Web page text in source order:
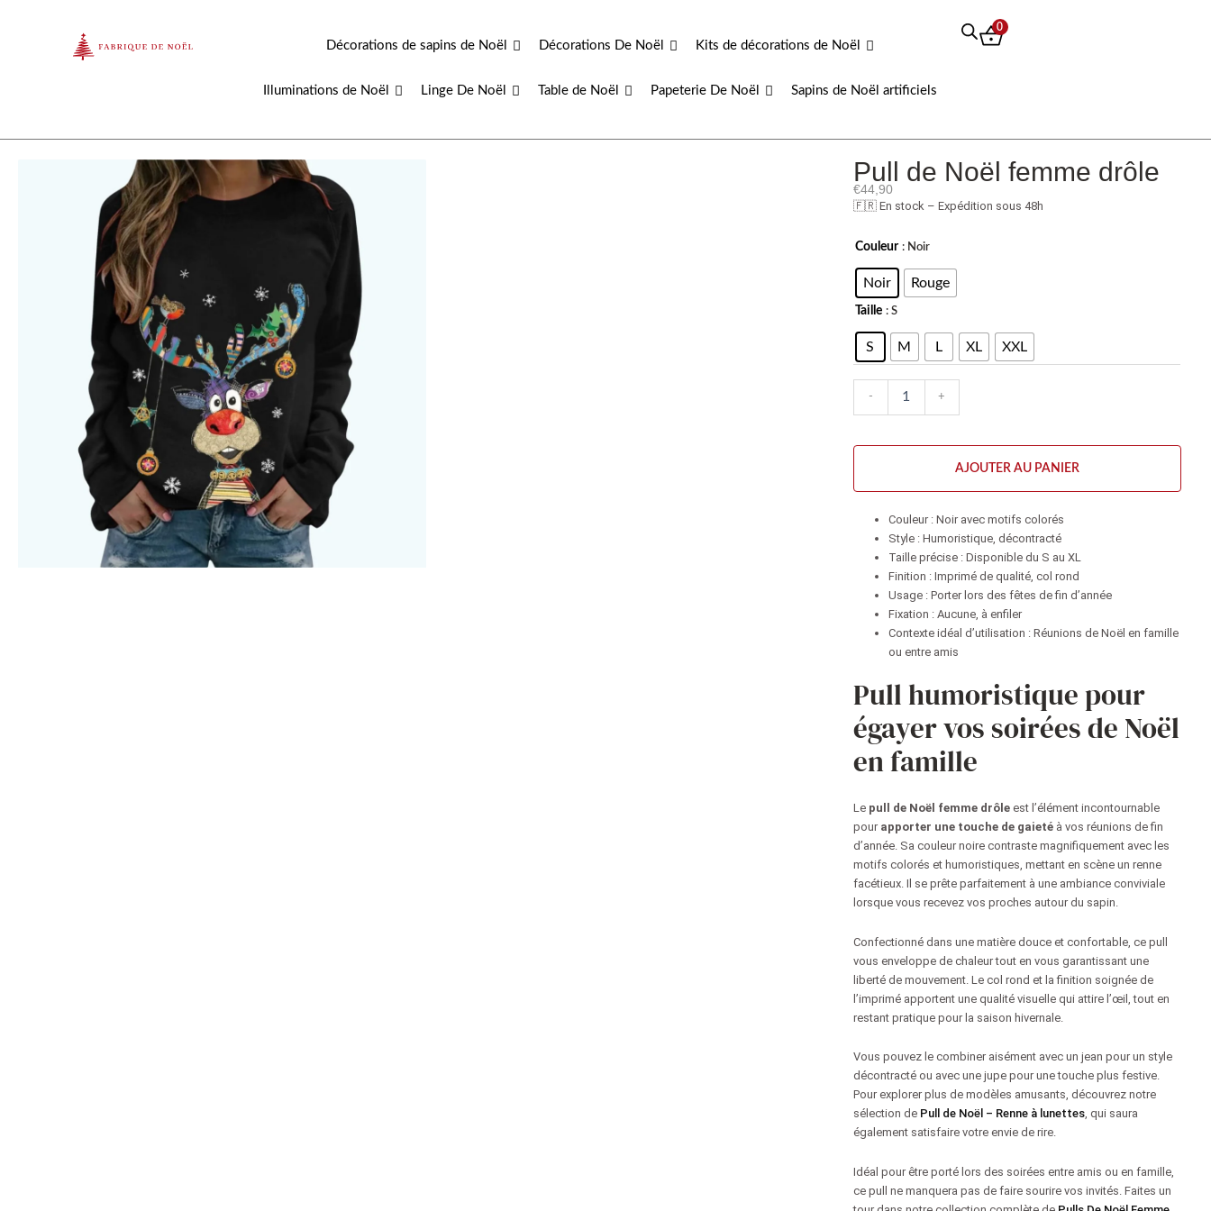
Décorations de sapins de Noël Décorations De Noël Kits de décorations de Noël
Illuminations de Noël Linge De Noël Table de Noël Papeterie De Noël Sapins de Noël artificiels
0
Pull de Noël femme drôle
€44,90
🇫🇷 En stock – Expédition sous 48h
Couleur : Noir
Noir Rouge
Taille : S
S M L XL XXL
-
quantité
Pull
de
Noël
femme
drôle
+
AJOUTER AU PANIER
Couleur : Noir avec motifs colorés
Style : Humoristique, décontracté
Taille précise : Disponible du S au XL
Finition : Imprimé de qualité, col rond
Usage : Porter lors des fêtes de fin d’année
Fixation : Aucune, à enfiler
Contexte idéal d’utilisation : Réunions de Noël en famille
ou entre amis
Pull humoristique pour
égayer vos soirées de Noël
en famille
Le pull de Noël femme drôleest l’élément incontournable
pour apporter une touche de gaietéà vos réunions de fin
d’année. Sa couleur noire contraste magnifiquement avec les
motifs colorés et humoristiques, mettant en scène un renne
facétieux. Il se prête parfaitement à une ambiance conviviale
lorsque vous recevez vos proches autour du sapin.
Confectionné dans une matière douce et confortable, ce pull
vous enveloppe de chaleur tout en vous garantissant une
liberté de mouvement. Le col rond et la finition soignée de
l’imprimé apportent une qualité visuelle qui attire l’œil, tout en
restant pratique pour la saison hivernale.
Vous pouvez le combiner aisément avec un jean pour un style
décontracté ou avec une jupe pour une touche plus festive.
Pour explorer plus de modèles amusants, découvrez notre
sélection de Pull de Noël – Renne à lunettes, qui saura
également satisfaire votre envie de rire.
Idéal pour être porté lors des soirées entre amis ou en famille,
ce pull ne manquera pas de faire sourire vos invités. Faites un